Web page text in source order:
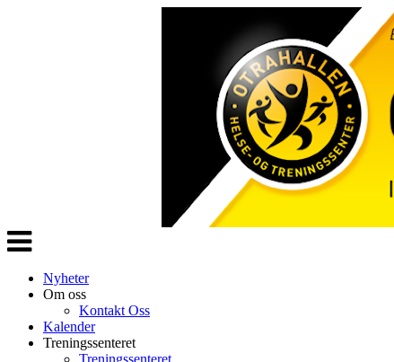
Veksle
navigasjon
Nyheter
Om oss
Kontakt Oss
Kalender
Treningssenteret
Treningssenteret